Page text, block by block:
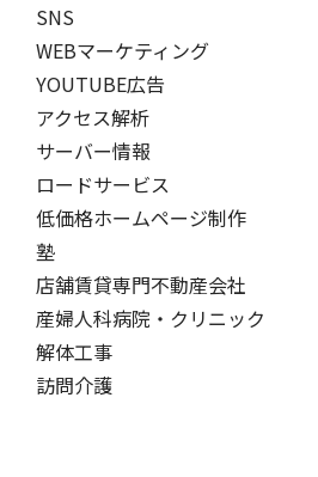
SNS
WEBマーケティング
YOUTUBE広告
アクセス解析
サーバー情報
ロードサービス
低価格ホームページ制作
塾
店舗賃貸専門不動産会社
産婦人科病院・クリニック
解体工事
訪問介護